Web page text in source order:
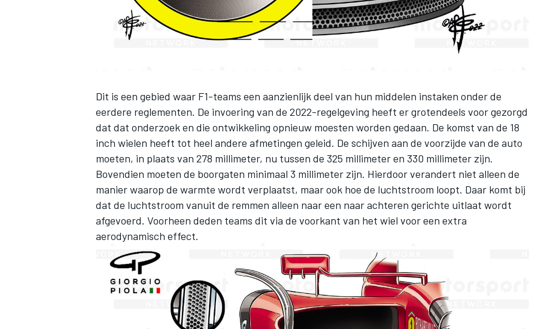
Dit is een gebied waar F1-teams een aanzienlijk deel van hun middelen instaken onder de
eerdere reglementen. De invoering van de 2022-regelgeving heeft er grotendeels voor gezorgd
dat dat onderzoek en die ontwikkeling opnieuw moesten worden gedaan. De komst van de 18
inch wielen heeft tot heel andere afmetingen geleid. De schijven aan de voorzijde van de auto
moeten, in plaats van 278 millimeter, nu tussen de 325 millimeter en 330 millimeter zijn.
Bovendien moeten de boorgaten minimaal 3 millimeter zijn. Hierdoor verandert niet alleen de
manier waarop de warmte wordt verplaatst, maar ook hoe de luchtstroom loopt. Daar komt bij
dat de luchtstroom vanuit de remmen alleen naar een naar achteren gerichte uitlaat wordt
afgevoerd. Voorheen deden teams dit via de voorkant van het wiel voor een extra
aerodynamisch effect.